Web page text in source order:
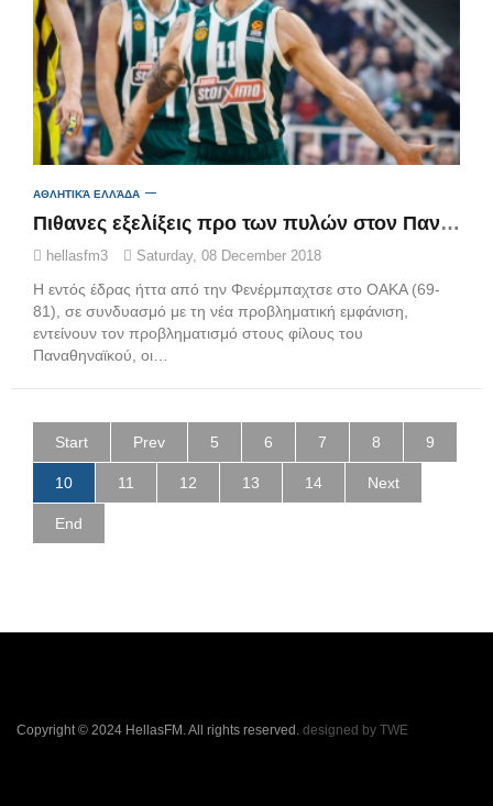
ΑΘΛΗΤΙΚΆ ΕΛΛΆΔΑ
Πιθανες εξελίξεις προ των πυλών στον Παναθηναϊκό
hellasfm3 Saturday, 08 December 2018
Η εντός έδρας ήττα από την Φενέρμπαχτσε στο ΟΑΚΑ (69-
81), σε συνδυασμό με τη νέα προβληματική εμφάνιση,
εντείνουν τον προβληματισμό στους φίλους του
Παναθηναϊκού, οι…
Start Prev 5 6 7 8 9
10 11 12 13 14 Next
End
Copyright © 2024 HellasFM. All rights reserved. designed by TWE